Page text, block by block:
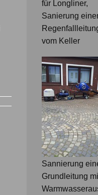
für Longliner,
Sanierung
vom Keller
Sannierung
Grundleitung